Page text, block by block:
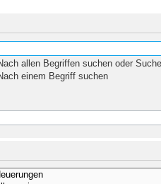
allen Begriffen suchen oder
einem Begriff suchen